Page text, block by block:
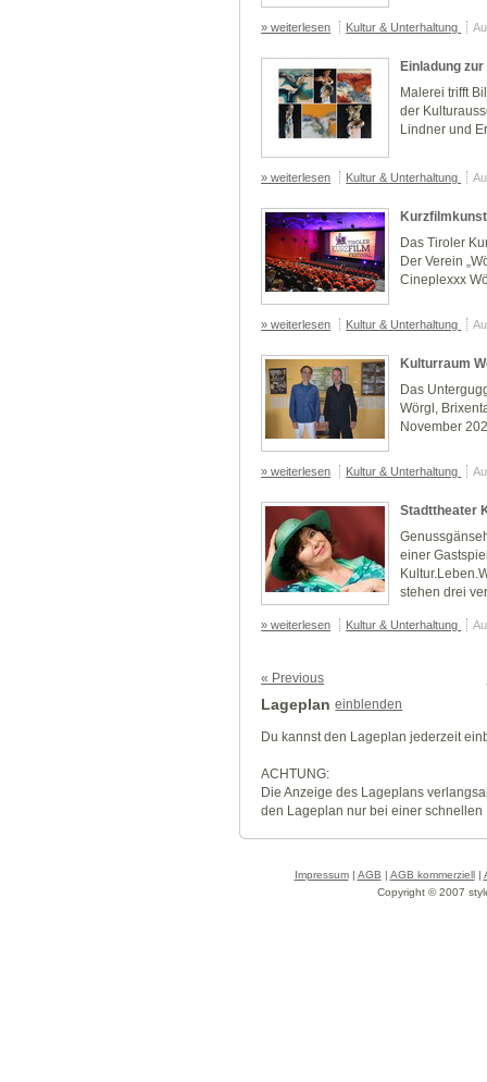
» weiterlesen Kultur & Unterhaltung
Einladung
Malerei trifft
der
Lindner und
» weiterlesen Kultur & Unterhaltung
Das Tiroler
Der Verein
Cineplexxx
» weiterlesen Kultur & Unterhaltung
Kulturraum
Das
Wörgl,
November
» weiterlesen Kultur & Unterhaltung
Stadttheater
einer
stehen drei
» weiterlesen Kultur & Unterhaltung
« Previous
Lageplan einblenden
Du kannst den Lageplan jederzeit
ACHTUNG:
Die Anzeige des Lageplans
den Lageplan nur bei einer
Impressum| AGB | AGB kommerziell|
Copyright © 2007